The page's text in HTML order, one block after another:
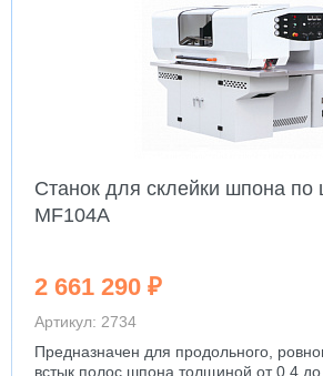
Станок для склейки шпона по
MF104A
2 661 290 ₽
Артикул: 2734
Предназначен для продольного,
встык полос шпона толщиной от 0,4